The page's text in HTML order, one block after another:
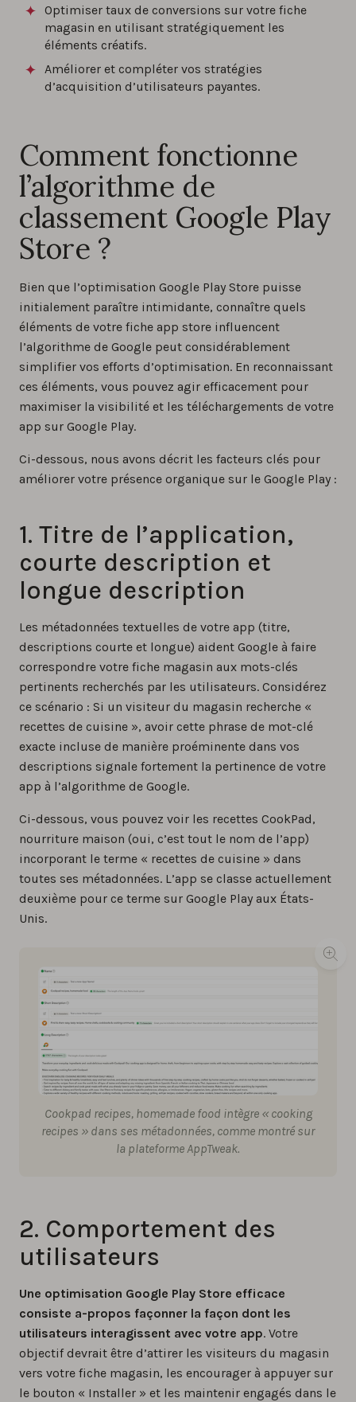
Optimiser taux de conversions sur votre fiche
magasin en utilisant stratégiquement les
éléments créatifs.
Améliorer et compléter vos stratégies
d’acquisition d’utilisateurs payantes.
Comment fonctionne
l’algorithme de
classement Google Play
Store ?
Bien que l’optimisation Google Play Store puisse
initialement paraître intimidante, connaître quels
éléments de votre fiche app store influencent
l’algorithme de Google peut considérablement
simplifier vos efforts d’optimisation. En reconnaissant
ces éléments, vous pouvez agir efficacement pour
maximiser la visibilité et les téléchargements de votre
app sur Google Play.
Ci-dessous, nous avons décrit les facteurs clés pour
améliorer votre présence organique sur le Google Play :
1. Titre de l’application,
courte description et
longue description
Les métadonnées textuelles de votre app (titre,
descriptions courte et longue) aident Google à faire
correspondre votre fiche magasin aux mots-clés
pertinents recherchés par les utilisateurs. Considérez
ce scénario : Si un visiteur du magasin recherche «
recettes de cuisine », avoir cette phrase de mot-clé
exacte incluse de manière proéminente dans vos
descriptions signale fortement la pertinence de votre
app à l’algorithme de Google.
Ci-dessous, vous pouvez voir les recettes CookPad,
nourriture maison (oui, c’est tout le nom de l’app)
incorporant le terme « recettes de cuisine » dans
toutes ses métadonnées. L’app se classe actuellement
deuxième pour ce terme sur Google Play aux États-
Unis.
Cookpad recipes, homemade food intègre « cooking
recipes » dans ses métadonnées, comme montré sur
la plateforme AppTweak.
2. Comportement des
utilisateurs
Une optimisation Google Play Store efficace
consiste a-propos façonner la façon dont les
utilisateurs interagissent avec votre app. Votre
objectif devrait être d’attirer les visiteurs du magasin
vers votre fiche magasin, les encourager à appuyer sur
le bouton « Installer » et les maintenir engagés dans le